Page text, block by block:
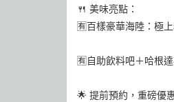
🍴 美味亮點：
🈶️百樣豪華海陸：極
🈶️自助飲料吧＋哈根
🌟 提前預約，重磅優